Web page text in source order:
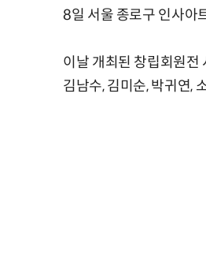
8일 서울 종로구 인사아
이날 개최된 창립회원전
김남수, 김미순, 박귀연,